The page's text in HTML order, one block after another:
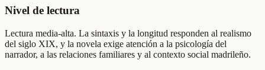
Nivel de lectura
Lectura media-alta. La sintaxis y la longitud responden al realismo
del siglo XIX, y la novela exige atención a la psicología del
narrador, a las relaciones familiares y al contexto social madrileño.